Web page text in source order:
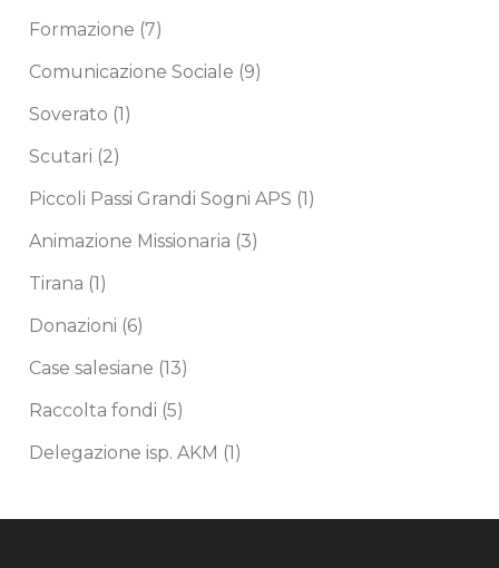
Formazione (7)
Comunicazione Sociale (9)
Soverato (1)
Scutari (2)
Piccoli Passi Grandi Sogni APS (1)
Animazione Missionaria (3)
Tirana (1)
Donazioni (6)
Case salesiane (13)
Raccolta fondi (5)
Delegazione isp. AKM (1)